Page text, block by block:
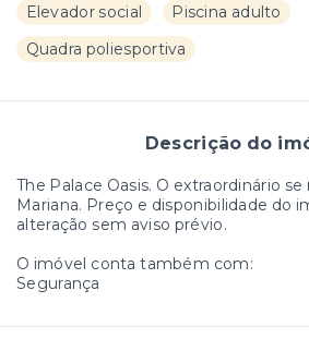
Elevador social
Piscina adulto
Quadra poliesportiva
Descrição do
The Palace Oasis. O extraordinário se
Mariana. Preço e disponibilidade do
alteração sem aviso prévio.
O imóvel conta também com:
Segurança